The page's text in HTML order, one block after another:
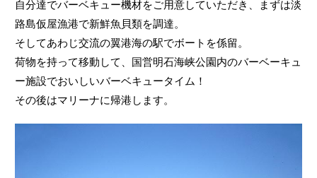
自分達でバーベキュー機材をご用意していただき、まずは淡
路島仮屋漁港で新鮮魚貝類を調達。
そしてあわじ交流の翼港海の駅でボートを係留。
荷物を持って移動して、国営明石海峡公園内のバーベーキュ
ー施設でおいしいバーベキュータイム！
その後はマリーナに帰港します。